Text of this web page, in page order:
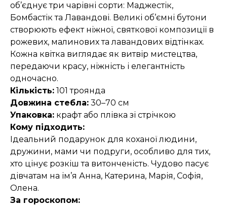
об’єднує три чарівні сорти: Маджестік,
Бомбастік та Лавандові. Великі об’ємні бутони
створюють ефект ніжної, святкової композиції в
рожевих, малинових та лавандових відтінках.
Кожна квітка виглядає як витвір мистецтва,
передаючи красу, ніжність і елегантність
одночасно.
Кількість: 101 троянда
Довжина стебла: 30–70 см
Упаковка: крафт або плівка зі стрічкою
Кому підходить:
Ідеальний подарунок для коханої людини,
дружини, мами чи подруги, особливо для тих,
хто цінує розкіш та витонченість. Чудово пасує
дівчатам на ім’я Анна, Катерина, Марія, Софія,
Олена.
За гороскопом: